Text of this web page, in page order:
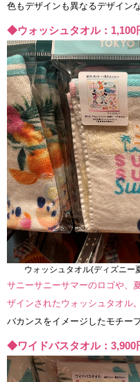
色もデザインも異なるデザイン
◆ウォッシュタオル：1,100
ウォッシュタオル(ディズニ
サニーサニーサマーのロゴや、
ザインされたウォッシュタオル。
バカンスをイメージしたモチー
◆ワイドバスタオル：3,900